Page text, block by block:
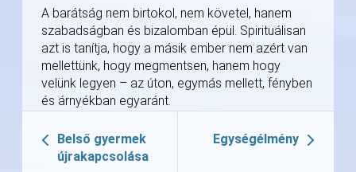
A barátság nem birtokol, nem követel, hanem
szabadságban és bizalomban épül. Spirituálisan
azt is tanítja, hogy a másik ember nem azért van
mellettünk, hogy megmentsen, hanem hogy
velünk legyen – az úton, egymás mellett, fényben
és árnyékban egyaránt.
Belső gyermek
újrakapcsolása
Egységélmény